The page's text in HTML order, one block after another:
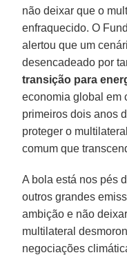
não deixar que o
enfraquecido. O
alertou que um
desencadeado por
transição para
economia global em
primeiros dois anos
proteger o
comum que
A bola está nos pés
outros grandes
ambição e não
multilateral
negociações